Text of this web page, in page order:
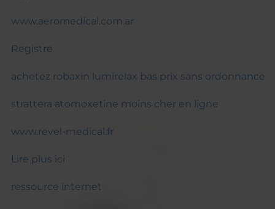
www.aeromedical.com.ar
Registre
achetez robaxin lumirelax bas prix sans ordonnance
strattera atomoxetine moins cher en ligne
www.revel-medical.fr
Lire plus ici
ressource internet